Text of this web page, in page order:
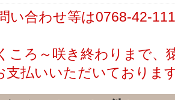
い合わせ等は0768-42-
ころ～咲き終わりまで、
支払いいただいておりま